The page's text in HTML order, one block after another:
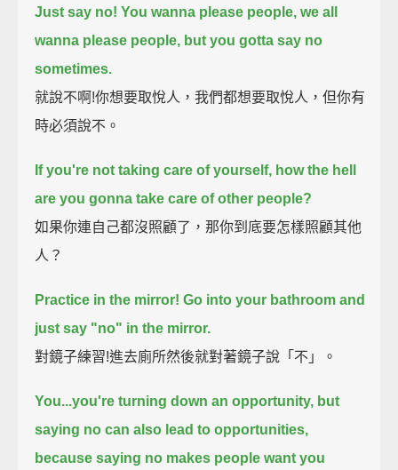
Just say no! You wanna please people, we all
wanna please people, but you gotta say no
sometimes.
就說不啊!你想要取悅人，我們都想要取悅人，但你有
時必須說不。
If you're not taking care of yourself, how the hell
are you gonna take care of other people?
如果你連自己都沒照顧了，那你到底要怎樣照顧其他
人？
Practice in the mirror! Go into your bathroom and
just say "no" in the mirror.
對鏡子練習!進去廁所然後就對著鏡子說「不」。
You...you're turning down an opportunity, but
saying no can also lead to opportunities,
because saying no makes people want you